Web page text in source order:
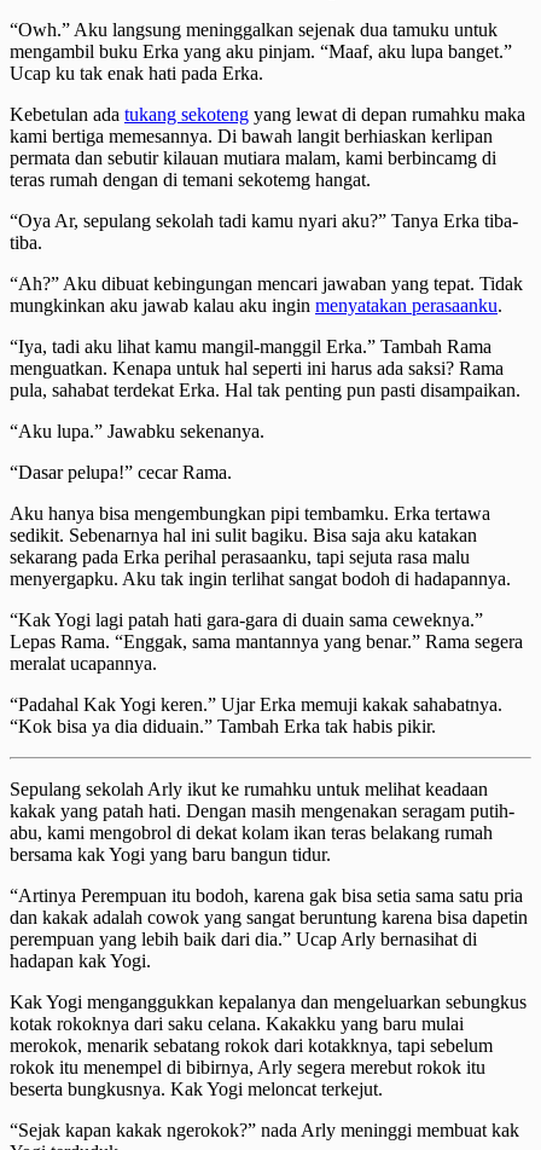
“Owh.” Aku langsung meninggalkan sejenak dua tamuku untuk
mengambil buku Erka yang aku pinjam. “Maaf, aku lupa banget.”
Ucap ku tak enak hati pada Erka.
Kebetulan ada tukang sekoteng yang lewat di depan rumahku maka
kami bertiga memesannya. Di bawah langit berhiaskan kerlipan
permata dan sebutir kilauan mutiara malam, kami berbincamg di
teras rumah dengan di temani sekotemg hangat.
“Oya Ar, sepulang sekolah tadi kamu nyari aku?” Tanya Erka tiba-
tiba.
“Ah?” Aku dibuat kebingungan mencari jawaban yang tepat. Tidak
mungkinkan aku jawab kalau aku ingin menyatakan perasaanku.
“Iya, tadi aku lihat kamu mangil-manggil Erka.” Tambah Rama
menguatkan. Kenapa untuk hal seperti ini harus ada saksi? Rama
pula, sahabat terdekat Erka. Hal tak penting pun pasti disampaikan.
“Aku lupa.” Jawabku sekenanya.
“Dasar pelupa!” cecar Rama.
Aku hanya bisa mengembungkan pipi tembamku. Erka tertawa
sedikit. Sebenarnya hal ini sulit bagiku. Bisa saja aku katakan
sekarang pada Erka perihal perasaanku, tapi sejuta rasa malu
menyergapku. Aku tak ingin terlihat sangat bodoh di hadapannya.
“Kak Yogi lagi patah hati gara-gara di duain sama ceweknya.”
Lepas Rama. “Enggak, sama mantannya yang benar.” Rama segera
meralat ucapannya.
“Padahal Kak Yogi keren.” Ujar Erka memuji kakak sahabatnya.
“Kok bisa ya dia diduain.” Tambah Erka tak habis pikir.
Sepulang sekolah Arly ikut ke rumahku untuk melihat keadaan
kakak yang patah hati. Dengan masih mengenakan seragam putih-
abu, kami mengobrol di dekat kolam ikan teras belakang rumah
bersama kak Yogi yang baru bangun tidur.
“Artinya Perempuan itu bodoh, karena gak bisa setia sama satu pria
dan kakak adalah cowok yang sangat beruntung karena bisa dapetin
perempuan yang lebih baik dari dia.” Ucap Arly bernasihat di
hadapan kak Yogi.
Kak Yogi menganggukkan kepalanya dan mengeluarkan sebungkus
kotak rokoknya dari saku celana. Kakakku yang baru mulai
merokok, menarik sebatang rokok dari kotakknya, tapi sebelum
rokok itu menempel di bibirnya, Arly segera merebut rokok itu
beserta bungkusnya. Kak Yogi meloncat terkejut.
“Sejak kapan kakak ngerokok?” nada Arly meninggi membuat kak